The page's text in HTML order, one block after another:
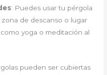
: Puedes usar tu pérgola
de descanso o lugar
yoga o meditación al
pueden ser cubiertas